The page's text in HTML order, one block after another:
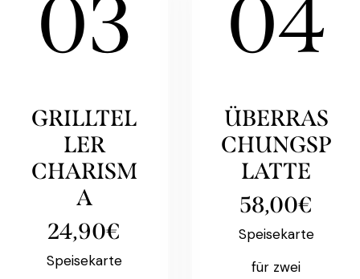
03
GRILLTEL
LER
CHARISM
A
24,90€
Speisekarte
04
ÜBERRAS
CHUNGSP
LATTE
58,00€
Speisekarte
für zwei